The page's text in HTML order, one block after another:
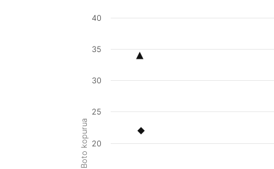
Boto kopurua 20
25
30
35
40